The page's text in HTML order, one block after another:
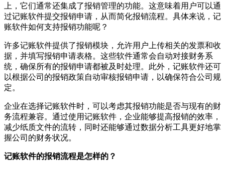
上，它们通常还集成了报销管理的功能。这意味着用户可以通
过记账软件提交报销申请，从而简化报销流程。具体来说，记
账软件如何支持报销功能呢？
许多记账软件提供了报销模块，允许用户上传相关的发票和收
据，并填写报销申请表格。这些软件通常会自动对接财务系
统，确保所有的报销申请都被及时处理。此外，记账软件还可
以根据公司的报销政策自动审核报销申请，以确保符合公司规
定。
企业在选择记账软件时，可以考虑其报销功能是否与现有的财
务流程兼容。通过使用记账软件，企业能够提高报销的效率，
减少纸质文件的流转，同时还能够通过数据分析工具更好地掌
握公司的财务状况。
记账软件的报销流程是怎样的？